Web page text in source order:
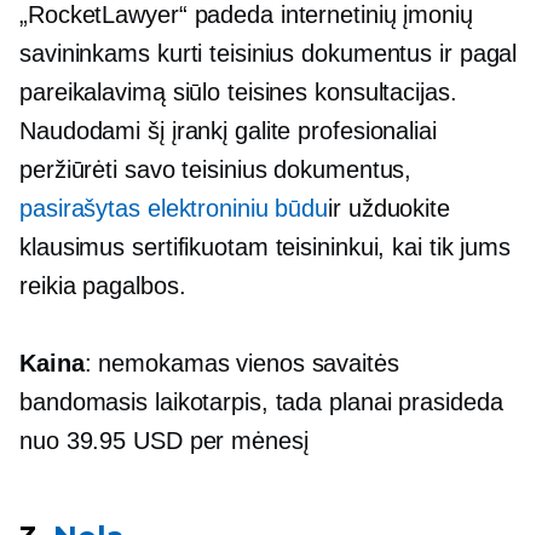
„RocketLawyer“ padeda internetinių įmonių
savininkams kurti teisinius dokumentus ir pagal
pareikalavimą siūlo teisines konsultacijas.
Naudodami šį įrankį galite profesionaliai
peržiūrėti savo teisinius dokumentus,
pasirašytas elektroniniu būduir užduokite
klausimus sertifikuotam teisininkui, kai tik jums
reikia pagalbos.
Kaina: nemokamas vienos savaitės
bandomasis laikotarpis, tada planai prasideda
nuo 39.95 USD per mėnesį